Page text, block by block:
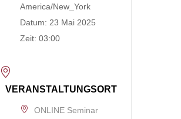
America/New_York
Datum: 23 Mai 2025
Zeit: 03:00
VERANSTALTUNGSORT
ONLINE Seminar